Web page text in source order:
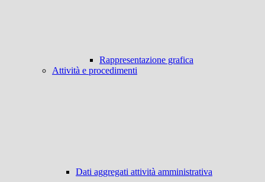
Rappresentazione grafica
Attività e procedimenti
Dati aggregati attività amministrativa